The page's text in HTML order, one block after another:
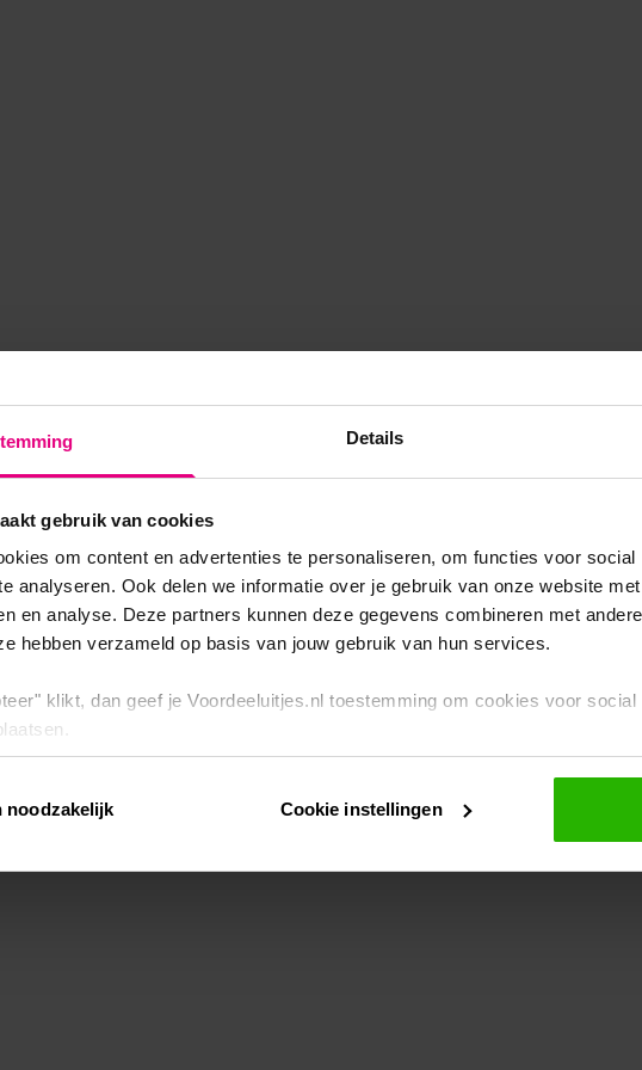
Details
gebruik van cookies
om content en advertenties te personaliseren, om functies voor
analyseren. Ook delen we informatie over je gebruik van onze website
en analyse. Deze partners kunnen deze gegevens combineren met
hebben verzameld op basis van jouw gebruik van hun services.
klikt, dan geef je Voordeeluitjes.nl toestemming om cookies voor
kun je ook zelf instellen welke cookies worden geplaatst. Je kunt je
cookiebeleid.
noodzakelijk Cookie instellingen
side exception has occurred while loadingwww.voordeeluitjes.nl (see the